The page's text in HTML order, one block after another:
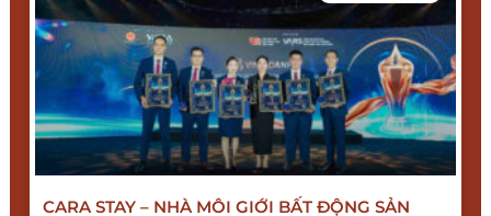
CARA STAY – NHÀ MÔI GIỚI BẤT ĐỘNG SẢN